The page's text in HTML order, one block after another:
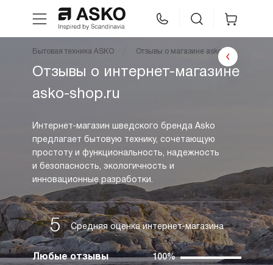
Избранное
Техника для кухни
Уход за бельем
Asko Professional
Аксессуары
Шоу-рум
Бытовая техника ASKO Отзывы о магазине asko-shop.ru
Отзывы о интернет-магазине
asko-shop.ru
Интернет-магазин шведского бренда Asko
предлагает бытовую технику, сочетающую
простоту и функциональность, надежность
и безопасность, экологичность и
инновационные разработки.
5 Средняя оценка интернет-магазина
Любые отзывы 100%